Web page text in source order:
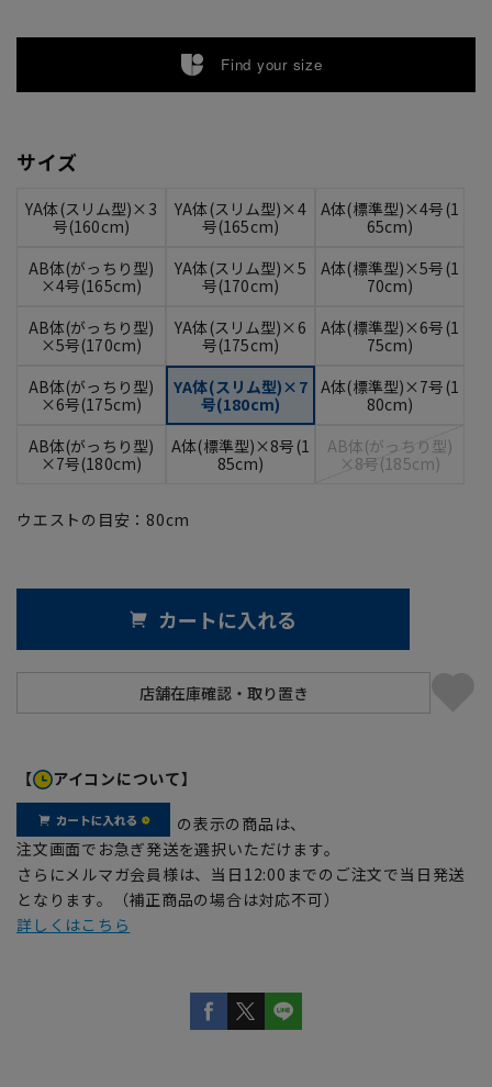
Find your size
サイズ
YA体(スリム型)×3
号(160cm)
YA体(スリム型)×4
号(165cm)
A体(標準型)×4号(1
65cm)
AB体(がっちり型)
×4号(165cm)
YA体(スリム型)×5
号(170cm)
A体(標準型)×5号(1
70cm)
AB体(がっちり型)
×5号(170cm)
YA体(スリム型)×6
号(175cm)
A体(標準型)×6号(1
75cm)
AB体(がっちり型)
×6号(175cm)
YA体(スリム型)×7
号(180cm)
A体(標準型)×7号(1
80cm)
AB体(がっちり型)
×7号(180cm)
A体(標準型)×8号(1
85cm)
AB体(がっちり型)
×8号(185cm)
ウエストの目安： 80cm
カートに入れる
【 アイコンについて】
の表示の商品は、
注文画面でお急ぎ発送を選択いただけます。
さらにメルマガ会員様は、当日12:00までのご注文で当日発送
となります。（補正商品の場合は対応不可）
詳しくはこちら